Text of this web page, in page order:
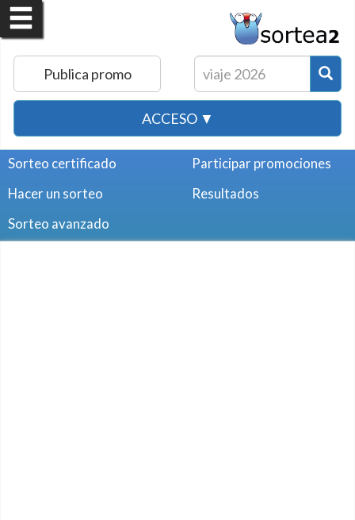
Publica promo
ACCESO ▼
Sorteo certificado
Hacer un sorteo
Sorteo avanzado
Participar promociones
Resultados